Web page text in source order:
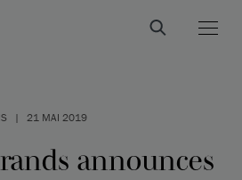
| 21 MAI 2019
announces